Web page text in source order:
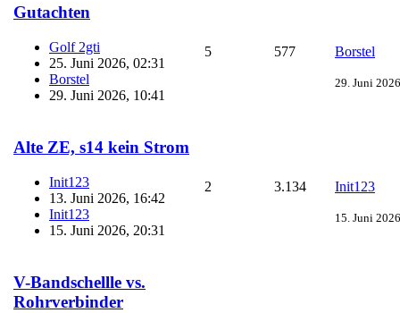
Gutachten
Golf 2gti
25. Juni 2026, 02:31
Borstel
29. Juni 2026, 10:41
5 577 Borstel
29. Juni
Alte ZE, s14 kein Strom
Init123
13. Juni 2026, 16:42
Init123
15. Juni 2026, 20:31
2 3.134 Init123
15. Juni
V-Bandschellle vs.
Rohrverbinder